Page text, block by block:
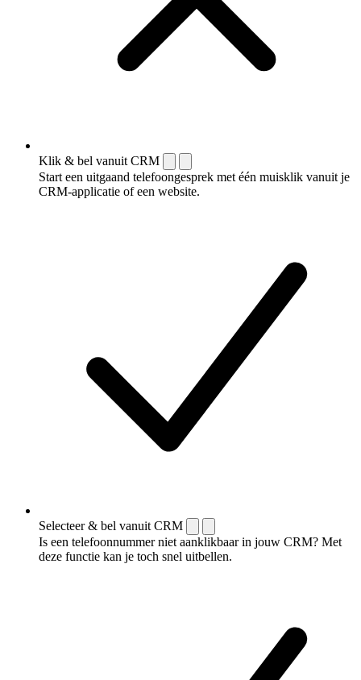
Klik & bel vanuit CRM
Start een uitgaand telefoongesprek met één muisklik vanuit je
CRM-applicatie of een website.
Selecteer & bel vanuit CRM
Is een telefoonnummer niet aanklikbaar in jouw CRM? Met
deze functie kan je toch snel uitbellen.